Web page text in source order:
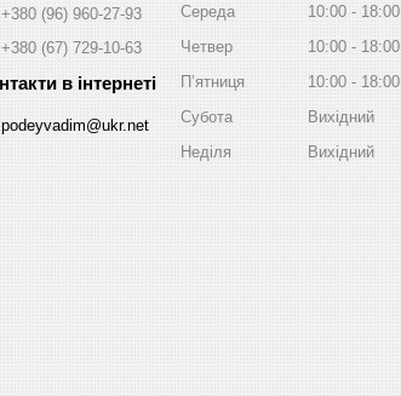
+380 (96) 960-27-93
+380 (67) 729-10-63
podeyvadim@ukr.net
Середа
10:00
18:00
Четвер
10:00
18:00
Пʼятниця
10:00
18:00
Субота
Вихідний
Неділя
Вихідний